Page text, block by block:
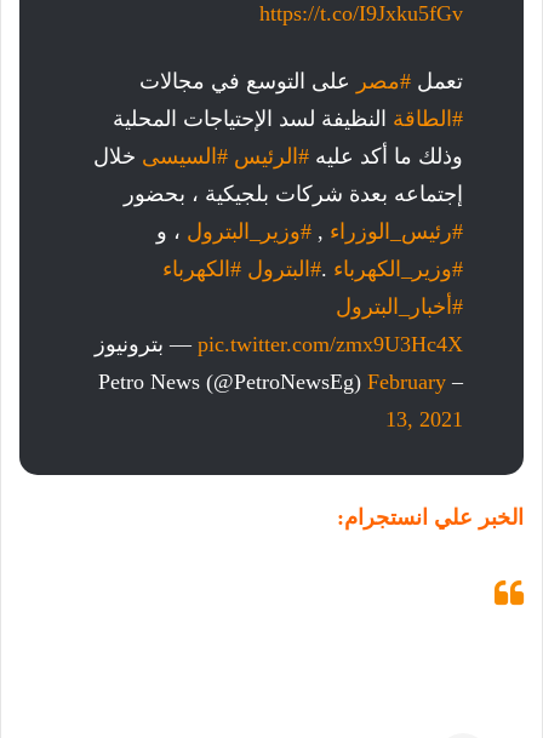
https://t.co/I9Jxku5fGv
تعمل #مصر على التوسع في مجالات
#الطاقة النظيفة لسد الإحتياجات المحلية
وذلك ما أكد عليه #الرئيس #السيسى خلال
إجتماعه بعدة شركات بلجيكية ، بحضور
#رئيس_الوزراء , #وزير_البترول ، و
#وزير_الكهرباء .#البترول #الكهرباء
#أخبار_البترول
pic.twitter.com/zmx9U3Hc4X — بترونيوز
– Petro News (@PetroNewsEg)
February
13, 2021
الخبر علي انستجرام: